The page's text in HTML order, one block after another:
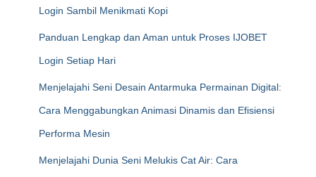
Login Sambil Menikmati Kopi
Panduan Lengkap dan Aman untuk Proses IJOBET
Login Setiap Hari
Menjelajahi Seni Desain Antarmuka Permainan Digital:
Cara Menggabungkan Animasi Dinamis dan Efisiensi
Performa Mesin
Menjelajahi Dunia Seni Melukis Cat Air: Cara